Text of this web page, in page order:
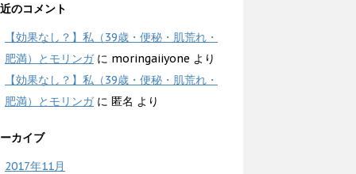
のコメント
【効果なし？】私（39歳・便秘・肌荒れ・
肥満）とモリンガに moringaiiyone より
【効果なし？】私（39歳・便秘・肌荒れ・
肥満）とモリンガに 匿名 より
カイブ
2017年11月